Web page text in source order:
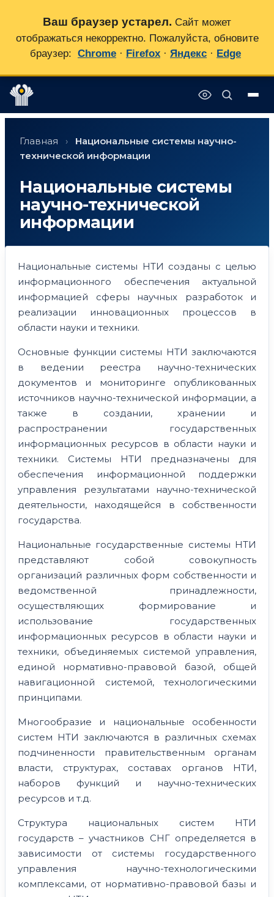
содержимому
Главная ›
Национальные системы научно-
технической информации
Национальные системы
научно-технической
информации
Национальные системы НТИ созданы с целью
информационного обеспечения актуальной
информацией сферы научных разработок и
реализации инновационных процессов в
области науки и техники.
Основные функции системы НТИ заключаются
в ведении реестра научно-технических
документов и мониторинге опубликованных
источников научно-технической информации, а
также в создании, хранении и
распространении государственных
информационных ресурсов в области науки и
техники. Системы НТИ предназначены для
обеспечения информационной поддержки
управления результатами научно-технической
деятельности, находящейся в собственности
государства.
Национальные государственные системы НТИ
представляют собой совокупность
организаций различных форм собственности и
ведомственной принадлежности,
осуществляющих формирование и
использование государственных
информационных ресурсов в области науки и
техники, объединяемых системой управления,
единой нормативно-правовой базой, общей
навигационной системой, технологическими
принципами.
Многообразие и национальные особенности
сиcтем НТИ заключаются в различных схемах
подчиненности правительственным органам
власти, структурах, составах органов НТИ,
наборов функций и научно-технических
ресурсов и т.д.
Структура национальных систем НТИ
государств – участников СНГ определяется в
зависимости от системы государственного
управления научно-технологическими
комплексами, от нормативно-правовой базы и
Ваш браузер устарел. Сайт может
отображаться некорректно. Пожалуйста, обновите
браузер: Chrome · Firefox · Яндекс · Edge